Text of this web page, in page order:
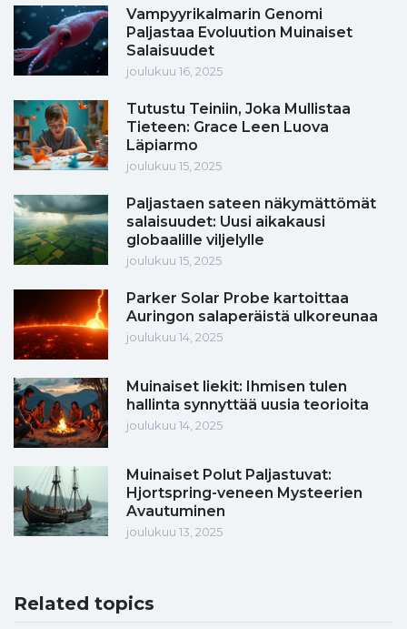
Vampyyrikalmarin Genomi
Paljastaa Evoluution Muinaiset
Salaisuudet
joulukuu 16, 2025
Tutustu Teiniin, Joka Mullistaa
Tieteen: Grace Leen Luova
Läpiarmo
joulukuu 15, 2025
Paljastaen sateen näkymättömät
salaisuudet: Uusi aikakausi
globaalille viljelylle
joulukuu 15, 2025
Parker Solar Probe kartoittaa
Auringon salaperäistä ulkoreunaa
joulukuu 14, 2025
Muinaiset liekit: Ihmisen tulen
hallinta synnyttää uusia teorioita
joulukuu 14, 2025
Muinaiset Polut Paljastuvat:
Hjortspring-veneen Mysteerien
Avautuminen
joulukuu 13, 2025
Related topics